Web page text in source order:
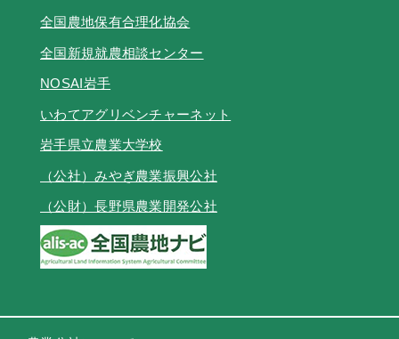
全国農地保有合理化協会
全国新規就農相談センター
NOSAI岩手
いわてアグリベンチャーネット
岩手県立農業大学校
（公社）みやぎ農業振興公社
（公財）長野県農業開発公社